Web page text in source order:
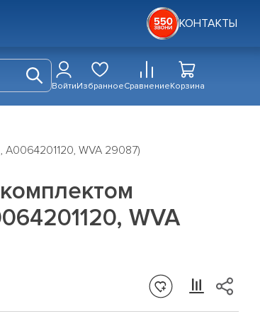
КОНТАКТЫ
ВойтиИзбранноеСравнениеКорзина
WVA 29087)
WVA